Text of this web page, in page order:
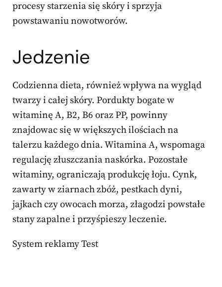
procesy starzenia się skóry i sprzyja
powstawaniu nowotworów.
Jedzenie
Codzienna dieta, również wpływa na wygląd
twarzy i całej skóry. Pordukty bogate w
witaminę A, B2, B6 oraz PP, powinny
znajdowac się w większych ilościach na
talerzu każdego dnia. Witamina A, wspomaga
regulację złuszczania naskórka. Pozostałe
witaminy, ograniczają produkcję łoju. Cynk,
zawarty w ziarnach zbóż, pestkach dyni,
jajkach czy owocach morza, złagodzi powstałe
stany zapalne i przyśpieszy leczenie.
System reklamy Test